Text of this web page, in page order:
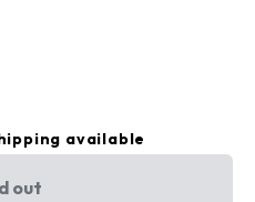
available
out